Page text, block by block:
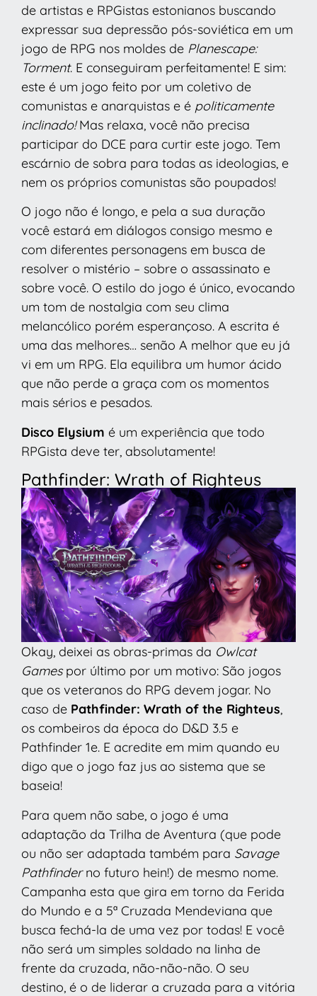
de artistas e RPGistas estonianos buscando
expressar sua depressão pós-soviética em um
jogo de RPG nos moldes de Planescape:
Torment. E conseguiram perfeitamente! E sim:
este é um jogo feito por um coletivo de
comunistas e anarquistas e é politicamente
inclinado!Mas relaxa, você não precisa
participar do DCE para curtir este jogo. Tem
escárnio de sobra para todas as ideologias, e
nem os próprios comunistas são poupados!
O jogo não é longo, e pela a sua duração
você estará em diálogos consigo mesmo e
com diferentes personagens em busca de
resolver o mistério – sobre o assassinato e
sobre você. O estilo do jogo é único, evocando
um tom de nostalgia com seu clima
melancólico porém esperançoso. A escrita é
uma das melhores… senão A melhor que eu já
vi em um RPG. Ela equilibra um humor ácido
que não perde a graça com os momentos
mais sérios e pesados.
Disco Elysium é um experiência que todo
RPGista deve ter, absolutamente!
Pathfinder: Wrath of Righteus
Okay, deixei as obras-primas da Owlcat
Gamespor último por um motivo: São jogos
que os veteranos do RPG devem jogar. No
caso de Pathfinder: Wrath of the Righteus,
os combeiros da época do D&D 3.5 e
Pathfinder 1e. E acredite em mim quando eu
digo que o jogo faz jus ao sistema que se
baseia!
Para quem não sabe, o jogo é uma
adaptação da Trilha de Aventura (que pode
ou não ser adaptada também para Savage
Pathfinderno futuro hein!) de mesmo nome.
Campanha esta que gira em torno da Ferida
do Mundo e a 5ª Cruzada Mendeviana que
busca fechá-la de uma vez por todas! E você
não será um simples soldado na linha de
frente da cruzada, não-não-não. O seu
destino, é o de liderar a cruzada para a vitória